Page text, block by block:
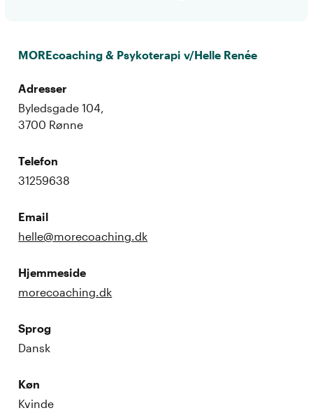
MOREcoaching & Psykoterapi v/Helle Renée
Adresser
Byledsgade 104,
3700 Rønne
Telefon
31259638
Email
helle@morecoaching.dk
Hjemmeside
morecoaching.dk
Sprog
Dansk
Køn
Kvinde